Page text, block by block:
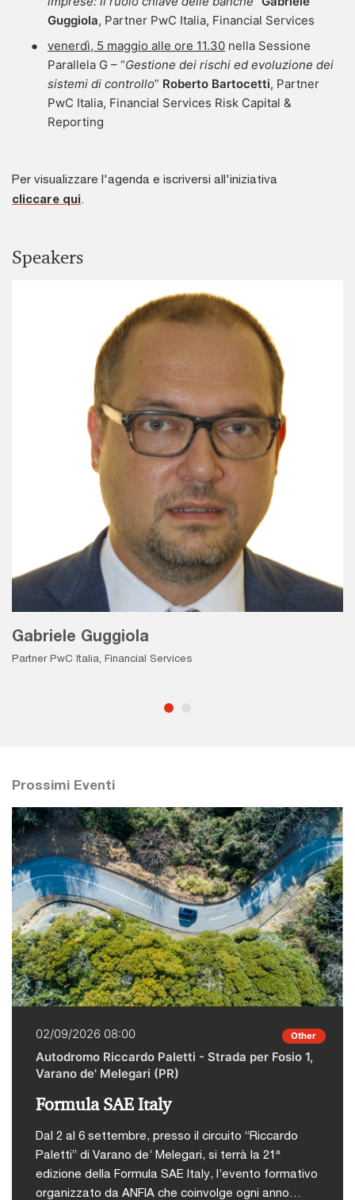
Guggiola, Partner PwC Italia, Financial Services
venerdì, 5 maggio alle ore 11.30 nella Sessione
Parallela G – “Gestione dei rischi ed evoluzione dei
sistemi di controllo” Roberto Bartocetti, Partner
PwC Italia, Financial Services Risk Capital &
Reporting
Per visualizzare l'agenda e iscriversi all'iniziativa
cliccare qui.
Speakers
Gabriele Guggiola
Partner PwC Italia, Financial Services
Prossimi Eventi
02/09/2026 08:00 Other
Autodromo Riccardo Paletti - Strada per Fosio 1,
Varano de' Melegari (PR)
Formula SAE Italy
Dal 2 al 6 settembre, presso il circuito “Riccardo
Paletti” di Varano de’ Melegari, si terrà la 21ª
edizione della Formula SAE Italy, l’evento formativo
organizzato da ANFIA che coinvolge ogni anno